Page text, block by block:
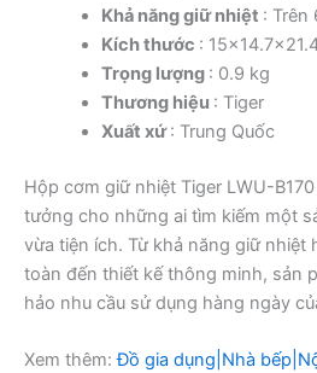
Khả năng giữ nhiệt : Trên
Kích thước :
Trọng lượng : 0.9 kg
Thương hiệu : Tiger
Xuất xứ: Trung Quốc
Hộp cơm giữ nhiệt Tiger LWU-
tưởng cho những ai tìm kiếm một
vừa tiện ích. Từ khả năng giữ nhiệt
toàn đến thiết kế thông minh, sản
hảo nhu cầu sử dụng hàng ngày
Xem thêm:Đồ gia dụng|Nhà